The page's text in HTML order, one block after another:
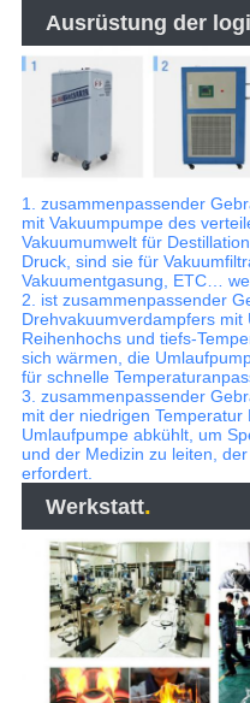
Ausrüstung der
1. zusammenpassender
mit Vakuumpumpe des
Vakuumumwelt für
Druck, sind sie für
Vakuumentgasung, ETC…
2. ist zusammenpassender
Drehvakuumverdampfers
Reihenhochs und tiefs-
sich wärmen, die
für schnelle
3. zusammenpassender
mit der niedrigen Temperatur
Umlaufpumpe abkühlt, um
und der Medizin zu leiten,
erfordert.
Werkstatt.